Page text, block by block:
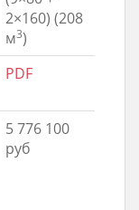
2×160) (208
м3)
PDF
5 776 100
руб